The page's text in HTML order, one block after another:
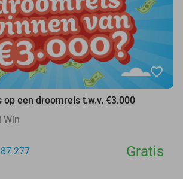
favorite_border
op een droomreis t.w.v. €3.000
Win
Gratis